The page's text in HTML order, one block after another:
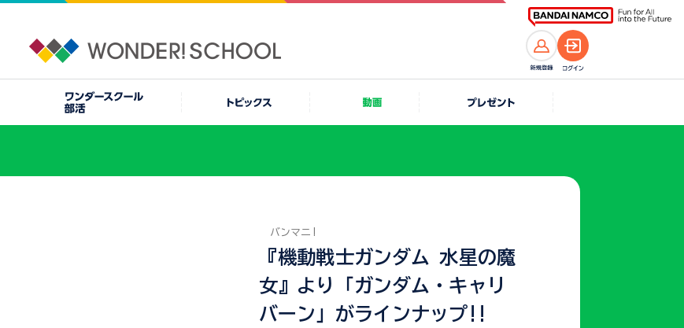
『機動戦士ガンダム 水星の魔
女』より「ガンダム・キャリ
バーン」がラインナップ!!
バンマニ!